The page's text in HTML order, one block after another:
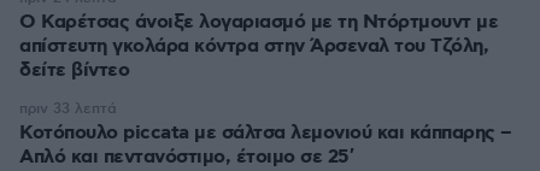
Ο Καρέτσας άνοιξε λογαριασμό με τη Ντόρτμουντ με
απίστευτη γκολάρα κόντρα στην Άρσεναλ του Τζόλη,
δείτε βίντεο
Κοτόπουλο piccata με σάλτσα λεμονιού και κάππαρης –
Απλό και πεντανόστιμο, έτοιμο σε 25′
πριν 33 λεπτά